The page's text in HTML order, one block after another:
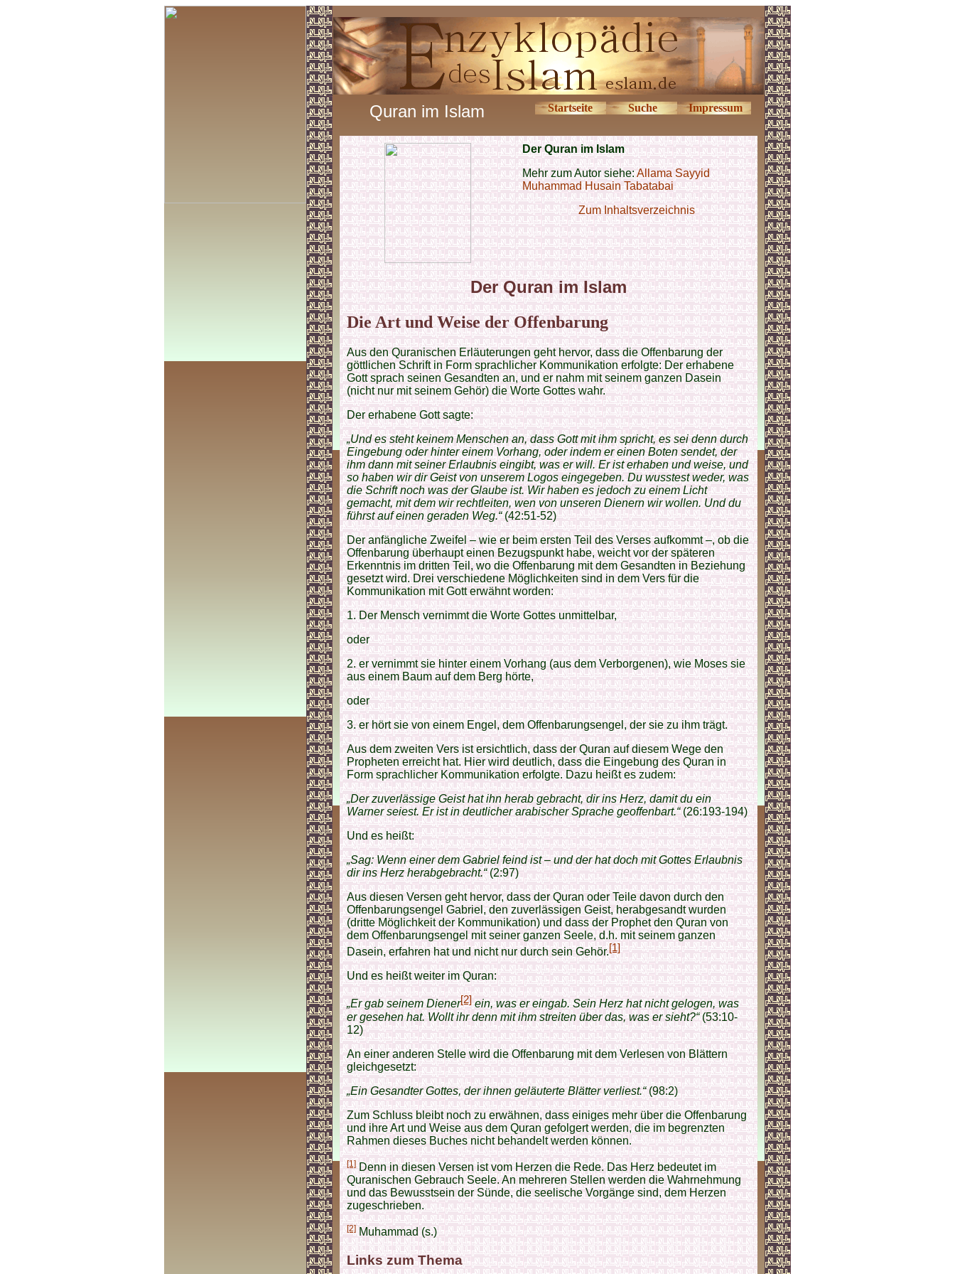
Quran im Islam Startseite Suche Impressum
Der Quran im Islam
Mehr zum Autor siehe:Allama Sayyid
Muhammad Husain Tabatabai
Zum Inhaltsverzeichnis
Der Quran im Islam
Die Art und Weise der Offenbarung
Aus den Quranischen Erläuterungen geht hervor, dass die Offenbarung der
göttlichen Schrift in Form sprachlicher Kommunikation erfolgte: Der erhabene
Gott sprach seinen Gesandten an, und er nahm mit seinem ganzen Dasein
(nicht nur mit seinem Gehör) die Worte Gottes wahr.
Der erhabene Gott sagte:
„Und es steht keinem Menschen an, dass Gott mit ihm spricht, es sei denn durch
Eingebung oder hinter einem Vorhang, oder indem er einen Boten sendet, der
ihm dann mit seiner Erlaubnis eingibt, was er will. Er ist erhaben und weise, und
so haben wir dir Geist von unserem Logos eingegeben. Du wusstest weder, was
die Schrift noch was der Glaube ist. Wir haben es jedoch zu einem Licht
gemacht, mit dem wir rechtleiten, wen von unseren Dienern wir wollen. Und du
führst auf einen geraden Weg.“(42:51-52)
Der anfängliche Zweifel – wie er beim ersten Teil des Verses aufkommt –, ob die
Offenbarung überhaupt einen Bezugspunkt habe, weicht vor der späteren
Erkenntnis im dritten Teil, wo die Offenbarung mit dem Gesandten in Beziehung
gesetzt wird. Drei verschiedene Möglichkeiten sind in dem Vers für die
Kommunikation mit Gott erwähnt worden:
1. Der Mensch vernimmt die Worte Gottes unmittelbar,
oder
2. er vernimmt sie hinter einem Vorhang (aus dem Verborgenen), wie Moses sie
aus einem Baum auf dem Berg hörte,
oder
3. er hört sie von einem Engel, dem Offenbarungsengel, der sie zu ihm trägt.
Aus dem zweiten Vers ist ersichtlich, dass der Quran auf diesem Wege den
Propheten erreicht hat. Hier wird deutlich, dass die Eingebung des Quran in
Form sprachlicher Kommunikation erfolgte. Dazu heißt es zudem:
„Der zuverlässige Geist hat ihn herab gebracht, dir ins Herz, damit du ein
Warner seiest. Er ist in deutlicher arabischer Sprache geoffenbart.“(26:193-194)
Und es heißt:
„Sag: Wenn einer dem Gabriel feind ist – und der hat doch mit Gottes Erlaubnis
dir ins Herz herabgebracht.“(2:97)
Aus diesen Versen geht hervor, dass der Quran oder Teile davon durch den
Offenbarungsengel Gabriel, den zuverlässigen Geist, herabgesandt wurden
(dritte Möglichkeit der Kommunikation) und dass der Prophet den Quran von
dem Offenbarungsengel mit seiner ganzen Seele, d.h. mit seinem ganzen
Dasein, erfahren hat und nicht nur durch sein Gehör.[1]
Und es heißt weiter im Quran:
„Er gab seinem Diener[2]ein, was er eingab. Sein Herz hat nicht gelogen, was
er gesehen hat. Wollt ihr denn mit ihm streiten über das, was er sieht?“(53:10-
12)
An einer anderen Stelle wird die Offenbarung mit dem Verlesen von Blättern
gleichgesetzt:
„Ein Gesandter Gottes, der ihnen geläuterte Blätter verliest.“(98:2)
Zum Schluss bleibt noch zu erwähnen, dass einiges mehr über die Offenbarung
und ihre Art und Weise aus dem Quran gefolgert werden, die im begrenzten
Rahmen dieses Buches nicht behandelt werden können.
[1]Denn in diesen Versen ist vom Herzen die Rede. Das Herz bedeutet im
Quranischen Gebrauch Seele. An mehreren Stellen werden die Wahrnehmung
und das Bewusstsein der Sünde, die seelische Vorgänge sind, dem Herzen
zugeschrieben.
[2]Muhammad (s.)
Links zum Thema